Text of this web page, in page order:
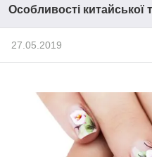
Особливості китайської
27.05.2019